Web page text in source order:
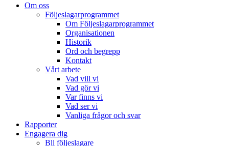
Om oss
Följeslagarprogrammet
Om Följeslagarprogrammet
Organisationen
Historik
Ord och begrepp
Kontakt
Vårt arbete
Vad vill vi
Vad gör vi
Var finns vi
Vad ser vi
Vanliga frågor och svar
Rapporter
Engagera dig
Bli följeslagare